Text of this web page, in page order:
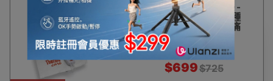
Thermocare 濕熱電墊 -
正方墊-35×35cm | 3種
溫度選擇 | 舒緩肌肉痠痛
$699$725